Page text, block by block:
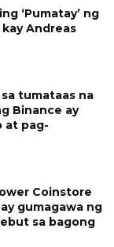
‘Pumatay’ ng
Andreas
tumataas na
Binance ay
at pag-
Coinstore
gumagawa ng
sa bagong